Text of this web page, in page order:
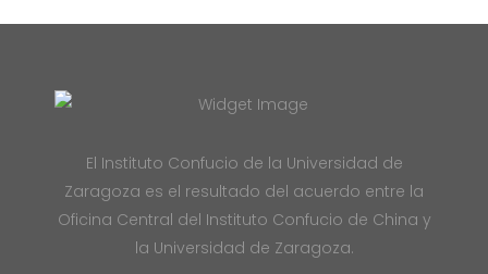
El Instituto Confucio de la Universidad de
Zaragoza es el resultado del acuerdo entre la
Oficina Central del Instituto Confucio de China y
la Universidad de Zaragoza.